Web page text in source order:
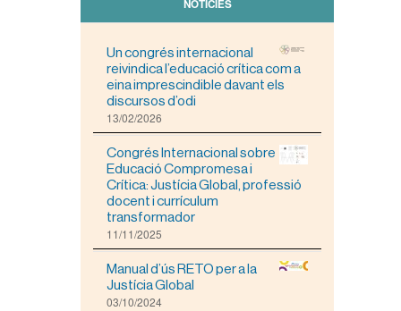
NOTÍCIES
Un congrés internacional
reivindica l’educació crítica com a
eina imprescindible davant els
discursos d’odi
13/02/2026
Congrés Internacional sobre
Educació Compromesa i
Crítica: Justícia Global, professió
docent i currículum
transformador
11/11/2025
Manual d’ús RETO per a la
Justícia Global
03/10/2024